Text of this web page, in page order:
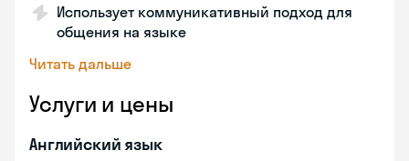
Использует коммуникативный подход для
общения на языке
Читать дальше
Услуги и цены
Английский язык